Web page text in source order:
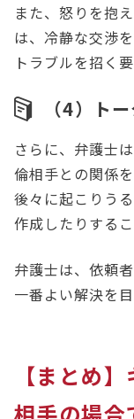
また、怒りを抱
は、冷静な交渉
トラブルを招く
（4）ト
さらに、弁護士
倫相手との関係
後々に起こりう
作成したりするこ
弁護士は、依頼
一番よい解決を目
【まとめ